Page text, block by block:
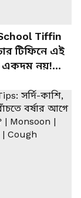
Tiffin
টিফিনে এই
একদম নয়!